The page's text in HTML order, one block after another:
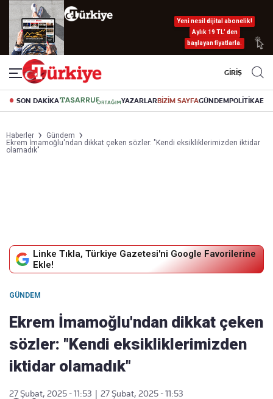
Yeni nesil dijital abonelik!
Aylık 19 TL’ den
başlayan fiyatlarla.
GİRİŞ
SON DAKİKA YAZARLARBİZİM SAYFAGÜNDEMPOLİTİKA
Haberler
Gündem
Ekrem İmamoğlu'ndan dikkat çeken sözler: "Kendi eksikliklerimizden iktidar
olamadık"
Linke Tıkla, Türkiye Gazetesi'ni Google Favorilerine
Ekle!
GÜNDEM
Ekrem İmamoğlu'ndan dikkat çeken
sözler: "Kendi eksikliklerimizden
iktidar olamadık"
27 Şubat, 2025 - 11:53
27 Şubat, 2025 - 11:53